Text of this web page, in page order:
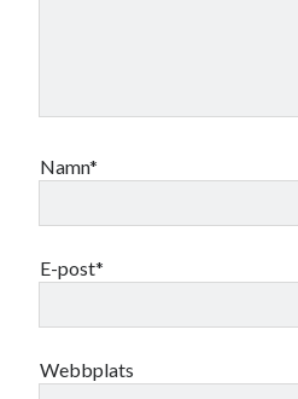
Namn*
E-post*
Webbplats